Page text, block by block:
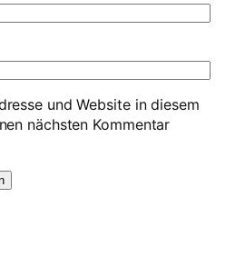
und Website in diesem
nächsten Kommentar